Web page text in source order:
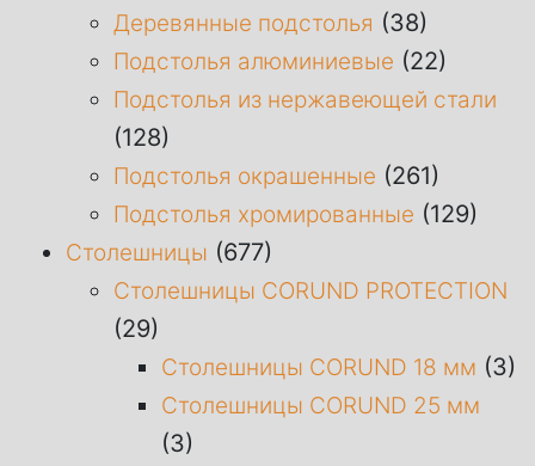
Деревянные подстолья (38)
Подстолья алюминиевые (22)
Подстолья из нержавеющей стали
(128)
Подстолья окрашенные (261)
Подстолья хромированные (129)
Столешницы (677)
Столешницы CORUND PROTECTION
(29)
Столешницы CORUND 18 мм (3)
Столешницы CORUND 25 мм
(3)